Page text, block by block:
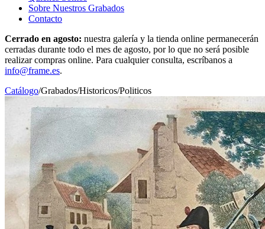
Sobre Nuestros Grabados
Contacto
Cerrado en agosto: nuestra galería y la tienda online permanecerán
cerradas durante todo el mes de agosto, por lo que no será posible
realizar compras online. Para cualquier consulta, escríbanos a
info@frame.es.
Catálogo/Grabados/Historicos/Politicos